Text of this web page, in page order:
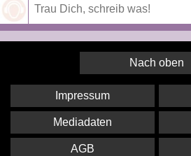
Nach oben
Impressum
Mediadaten
AGB